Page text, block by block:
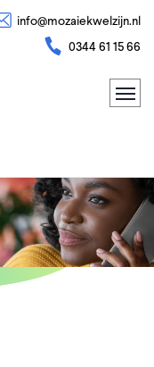
info@mozaiekwelzijn.nl
0344 61 15 66